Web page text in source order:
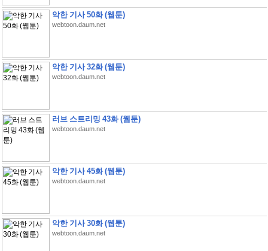
악한 기사 50화 (웹툰)
webtoon.daum.net
악한 기사 32화 (웹툰)
webtoon.daum.net
러브 스트리밍 43화 (웹툰)
webtoon.daum.net
악한 기사 45화 (웹툰)
webtoon.daum.net
악한 기사 30화 (웹툰)
webtoon.daum.net